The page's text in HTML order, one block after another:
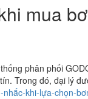
mua
phân phối
Trong đó, đại lý
khi-lựa-chọn-